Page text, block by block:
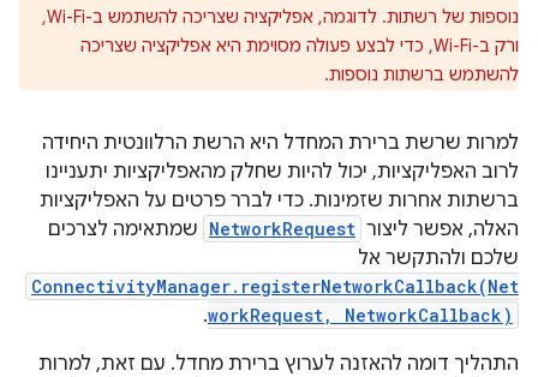
נוספות של רשתות. לדוגמה, אפליקציה שצריכה להשתמש ב-Wi-Fi,
ורק ב-Wi-Fi, כדי לבצע פעולה מסוימת היא אפליקציה שצריכה
להשתמש ברשתות נוספות.
למרות שרשת ברירת המחדל היא הרשת הרלוונטית היחידה
לרוב האפליקציות, יכול להיות שחלק מהאפליקציות יתעניינו
ברשתות אחרות שזמינות. כדי לברר פרטים על האפליקציות
האלה, אפשר ליצור NetworkRequest שמתאימה לצרכים
שלכם ולהתקשר אל
ConnectivityManager.registerNetworkCallback(Net
workRequest, NetworkCallback)
.
התהליך דומה להאזנה לערוץ ברירת מחדל. עם זאת, למרות